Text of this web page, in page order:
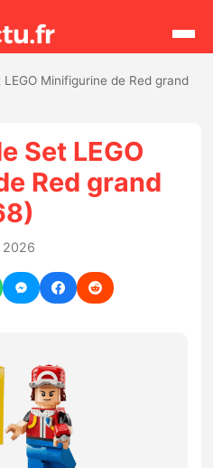
LEGO Minifigurine de Red grand
Set LEGO
Red grand
2026